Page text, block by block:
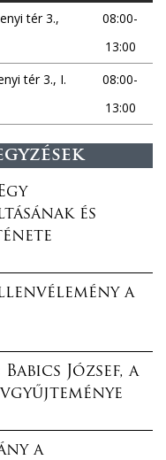
tér 3.,
08:00-
13:00
tér 3., I.
08:00-
13:00
és
a
József, a
a